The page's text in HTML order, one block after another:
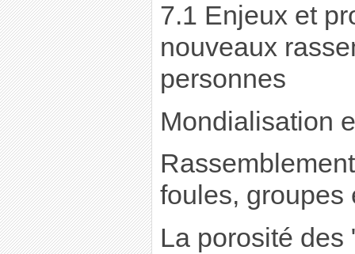
7.1 Enjeux et
nouveaux
personnes
Mondialisation
foules, groupes
La porosité des